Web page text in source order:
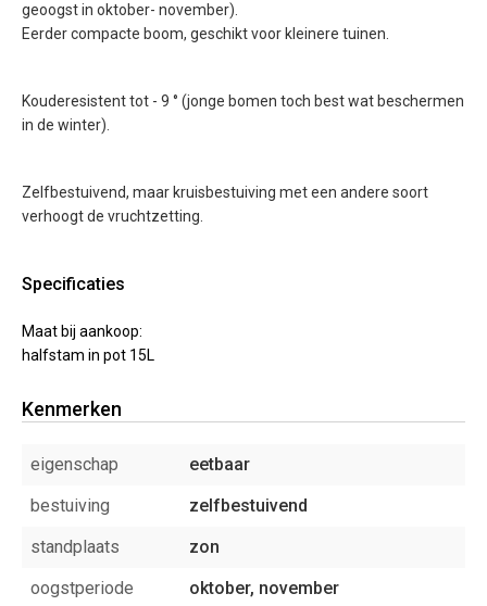
geoogst in oktober- november).
Eerder compacte boom, geschikt voor kleinere tuinen.
Kouderesistent tot - 9 ° (jonge bomen toch best wat beschermen
in de winter).
Zelfbestuivend, maar kruisbestuiving met een andere soort
verhoogt de vruchtzetting.
Specificaties
Maat bij aankoop:
halfstam in pot 15L
Kenmerken
eigenschap
eetbaar
bestuiving
zelfbestuivend
standplaats
zon
oogstperiode
oktober, november